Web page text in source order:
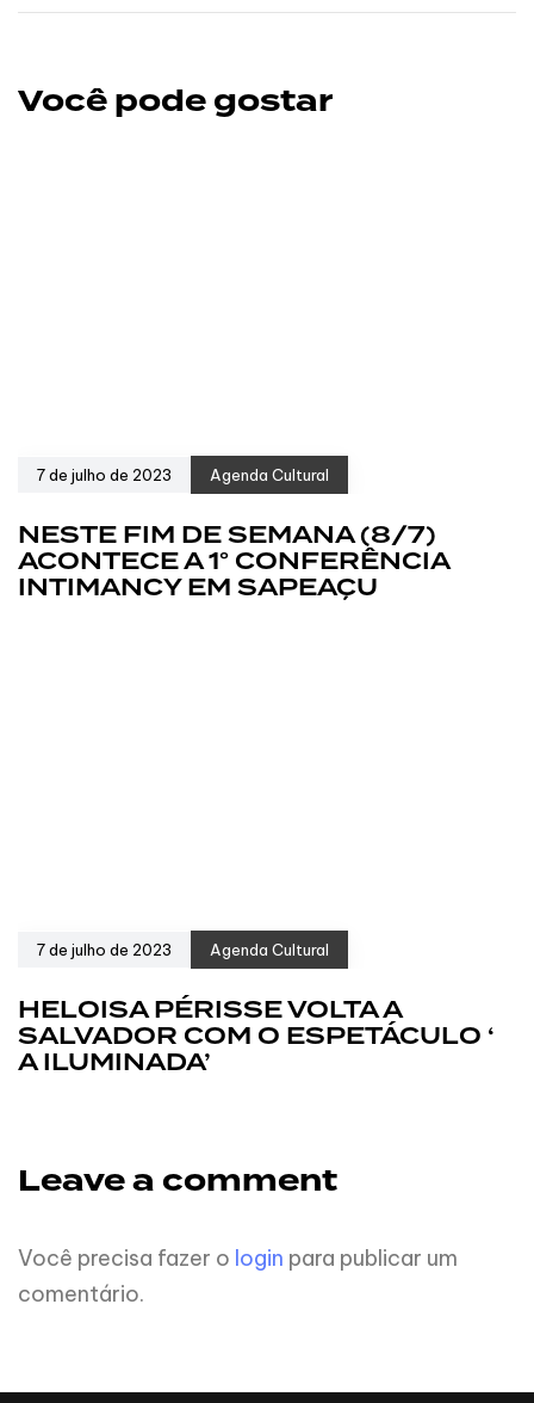
Você pode gostar
7 de julho de 2023 Agenda Cultural
NESTE FIM DE SEMANA (8/7)
ACONTECE A 1° CONFERÊNCIA
INTIMANCY EM SAPEAÇU
7 de julho de 2023 Agenda Cultural
HELOISA PÉRISSE VOLTA A
SALVADOR COM O ESPETÁCULO ‘
A ILUMINADA’
Leave a comment
Você precisa fazer o login para publicar um
comentário.